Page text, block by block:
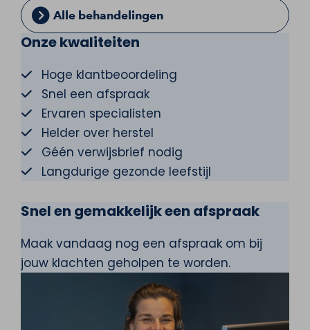
Alle behandelingen
Onze kwaliteiten
Hoge klantbeoordeling
Snel een afspraak
Ervaren specialisten
Helder over herstel
Géén verwijsbrief nodig
Langdurige gezonde leefstijl
Snel en gemakkelijk een afspraak
Maak vandaag nog een afspraak om bij
jouw klachten geholpen te worden.